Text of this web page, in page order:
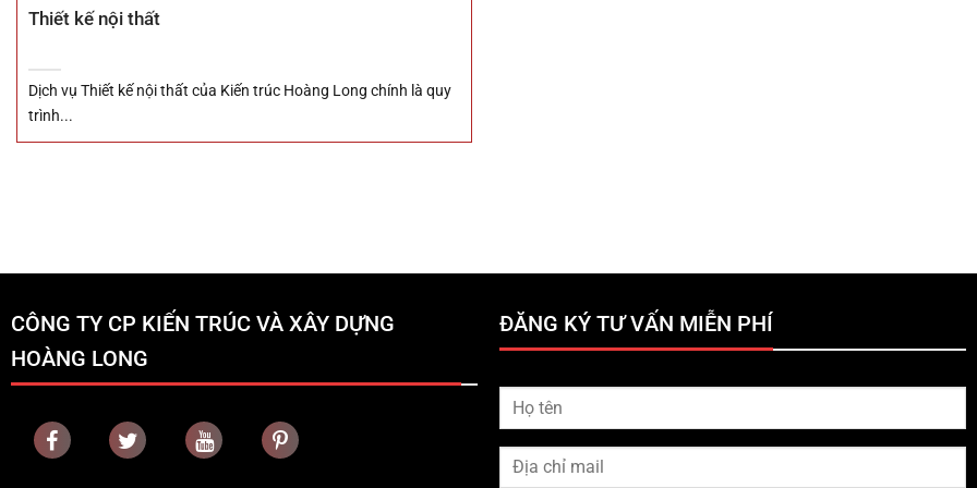
Thiết kế nội thất
Dịch vụ Thiết kế nội thất của Kiến trúc Hoàng Long chính là quy
trình...
CÔNG TY CP KIẾN TRÚC VÀ XÂY DỰNG
HOÀNG LONG
ĐĂNG KÝ TƯ VẤN MIỄN PHÍ